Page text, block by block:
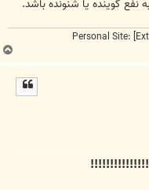
نفع گوینده یا شنونده باشد.
Personal Site:
ب
ا